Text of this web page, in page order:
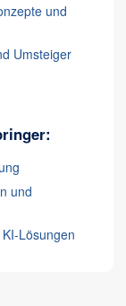
und
Umsteiger
und
Lösungen